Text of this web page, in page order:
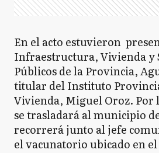
En el acto estuvieron
Infraestructura, Vivienda y
Públicos de la Provincia,
titular del Instituto
Vivienda, Miguel Oroz.
se trasladará al municipio
recorrerá junto al jefe
el vacunatorio ubicado en